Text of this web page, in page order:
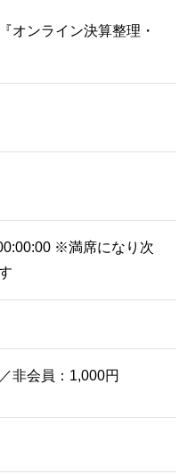
ンライン決算整理・
※満席になり次
非会員：1,000円